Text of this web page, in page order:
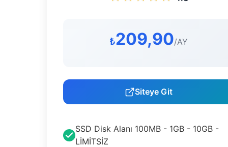
₺209,90/AY
Siteye Git
SSD Disk Alanı 100MB - 1GB - 10GB -
LİMİTSİZ